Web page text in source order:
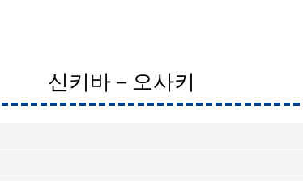
신키바－오사키